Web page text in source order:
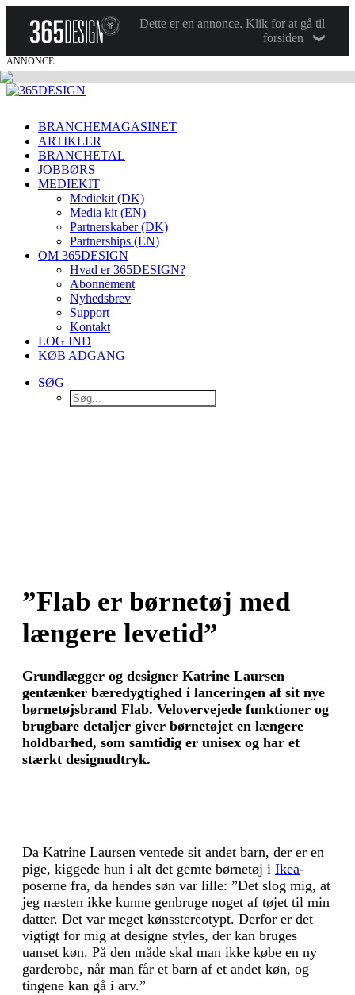
Dette er en annonce. Klik for at gå til
forsiden
ANNONCE
BRANCHEMAGASINET
ARTIKLER
BRANCHETAL
JOBBØRS
MEDIEKIT
Mediekit (DK)
Media kit (EN)
Partnerskaber (DK)
Partnerships (EN)
OM 365DESIGN
Hvad er 365DESIGN?
Abonnement
Nyhedsbrev
Support
Kontakt
LOG IND
KØB ADGANG
SØG
”Flab er børnetøj med
længere levetid”
Grundlægger og designer Katrine Laursen
gentænker bæredygtighed i lanceringen af sit nye
børnetøjsbrand Flab. Velovervejede funktioner og
brugbare detaljer giver børnetøjet en længere
holdbarhed, som samtidig er unisex og har et
stærkt designudtryk.
Da Katrine Laursen ventede sit andet barn, der er en
pige, kiggede hun i alt det gemte børnetøj i Ikea-
poserne fra, da hendes søn var lille: ”Det slog mig, at
jeg næsten ikke kunne genbruge noget af tøjet til min
datter. Det var meget kønsstereotypt. Derfor er det
vigtigt for mig at designe styles, der kan bruges
uanset køn. På den måde skal man ikke købe en ny
garderobe, når man får et barn af et andet køn, og
tingene kan gå i arv.”